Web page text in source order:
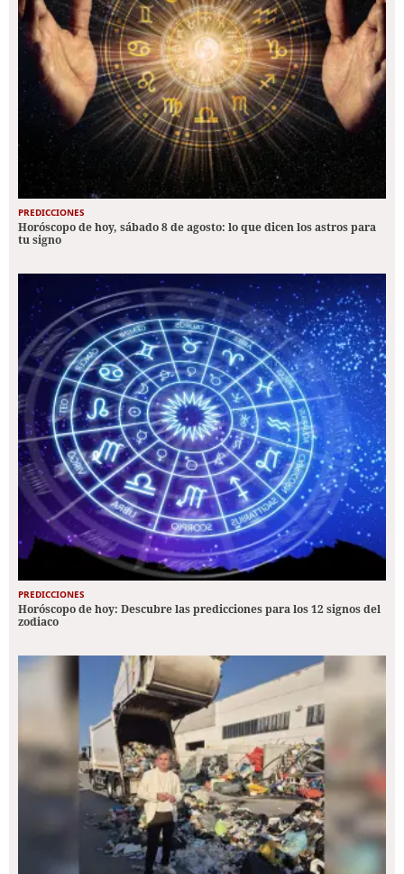
PREDICCIONES
Horóscopo de hoy, sábado 8 de agosto: lo que dicen los astros para
tu signo
PREDICCIONES
Horóscopo de hoy: Descubre las predicciones para los 12 signos del
zodiaco